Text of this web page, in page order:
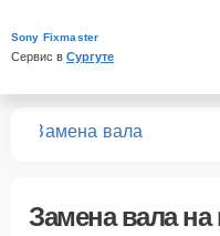
Sony Fixmaster
Сервис в Сургуте
Замена вала
Замена валана